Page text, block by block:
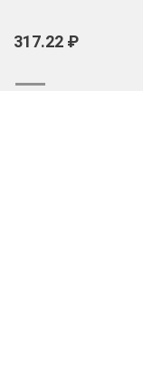
317.22 ₽